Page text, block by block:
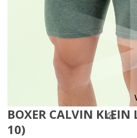
BOXER CALVIN KLEIN
10)